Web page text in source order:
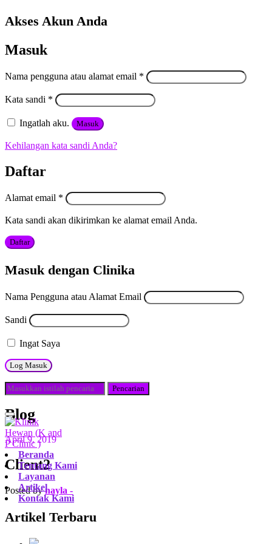
Akses Akun Anda
Masuk
Nama pengguna atau alamat email *
Kata sandi *
Ingatlah aku. Masuk
Kehilangan kata sandi Anda?
Daftar
Alamat email *
Kata sandi akan dikirimkan ke alamat email Anda.
Daftar
Masuk dengan Clinika
Nama Pengguna atau Alamat Email
Sandi
Ingat Saya
Beranda
Tentang Kami
Layanan
Artikel
Kontak Kami
Blog
April 9, 2019
Client2
Posted bynayla -
Artikel Terbaru